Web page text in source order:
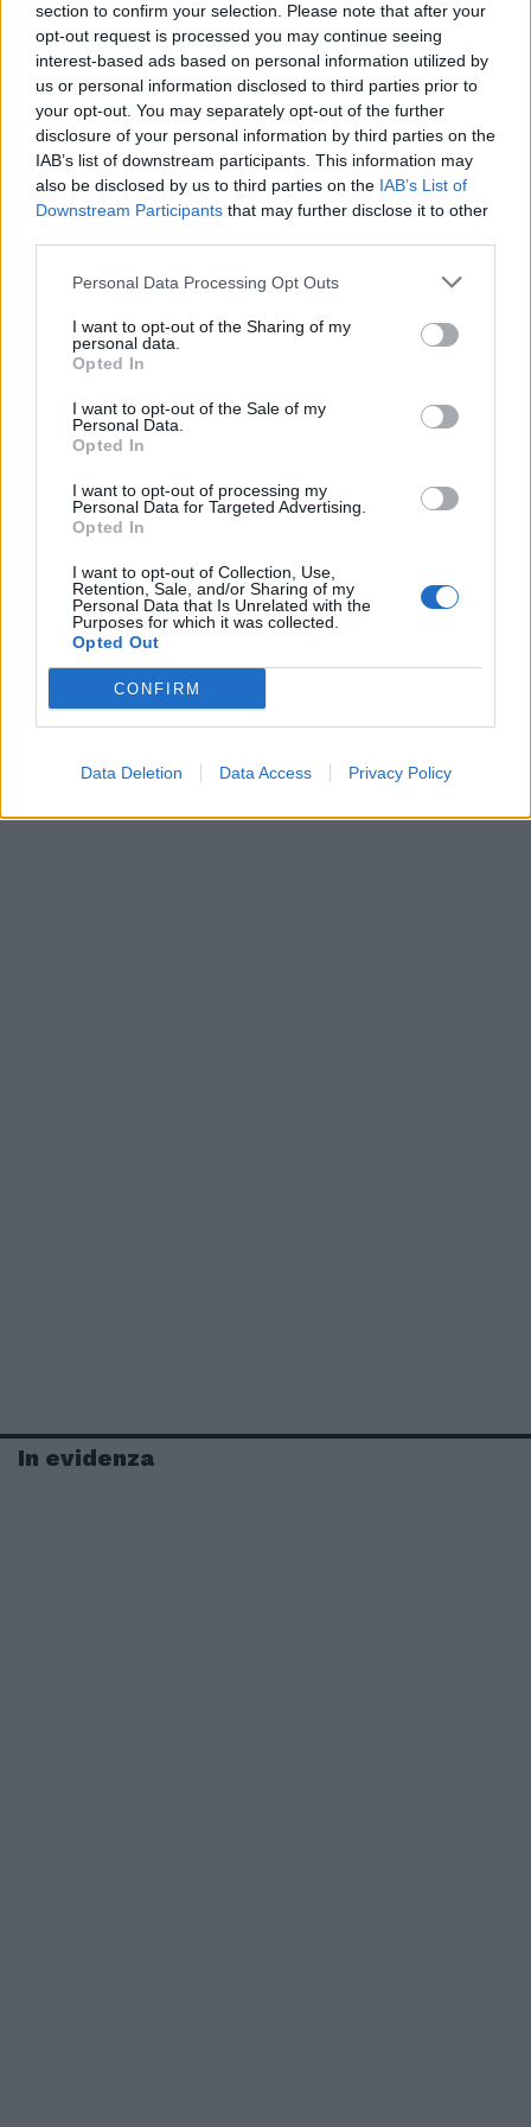
section to confirm your selection. Please note that after your
opt-out request is processed you may continue seeing
interest-based ads based on personal information utilized by
us or personal information disclosed to third parties prior to
your opt-out. You may separately opt-out of the further
disclosure of your personal information by third parties on the
IAB’s list of downstream participants. This information may
also be disclosed by us to third parties on the IAB’s List of
Downstream Participants that may further disclose it to other
Personal Data Processing Opt Outs
I want to opt-out of the Sharing of my
personal data.
Opted In
I want to opt-out of the Sale of my
Personal Data.
Opted In
I want to opt-out of processing my
Personal Data for Targeted Advertising.
Opted In
I want to opt-out of Collection, Use,
Retention, Sale, and/or Sharing of my
Personal Data that Is Unrelated with the
Purposes for which it was collected.
Opted Out
CONFIRM
Data Deletion Data Access Privacy Policy
In evidenza